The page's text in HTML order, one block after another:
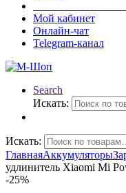
Мой кабинет
Онлайн-чат
Telegram-канал
Search
Искать:
Искать:
ГлавнаяАккумуляторы
удлинитель Xiaomi Mi
-25%